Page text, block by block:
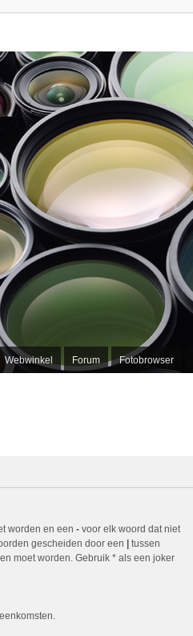
Webwinkel Forum Fotobrowser
worden en een -voor elk woord dat niet
gescheiden door een
tussen
moet worden. Gebruik * als een joker